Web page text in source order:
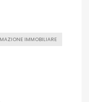
IMMOBILIARE